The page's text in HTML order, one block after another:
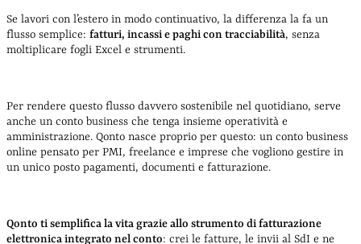
Se lavori con l’estero in modo continuativo, la differenza la fa un
flusso semplice: fatturi, incassi e paghi con tracciabilità, senza
moltiplicare fogli Excel e strumenti.
Per rendere questo flusso davvero sostenibile nel quotidiano, serve
anche un conto business che tenga insieme operatività e
amministrazione. Qonto nasce proprio per questo: un conto business
online pensato per PMI, freelance e imprese che vogliono gestire in
un unico posto pagamenti, documenti e fatturazione.
Qonto ti semplifica la vita grazie allo strumento di fatturazione
elettronica integrato nel conto: crei le fatture, le invii al SdI e ne